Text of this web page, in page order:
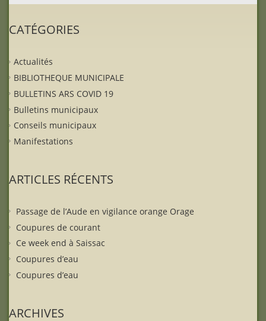
CATÉGORIES
Actualités
BIBLIOTHEQUE MUNICIPALE
BULLETINS ARS COVID 19
Bulletins municipaux
Conseils municipaux
Manifestations
ARTICLES RÉCENTS
Passage de l’Aude en vigilance orange Orage
Coupures de courant
Ce week end à Saissac
Coupures d’eau
Coupures d’eau
ARCHIVES